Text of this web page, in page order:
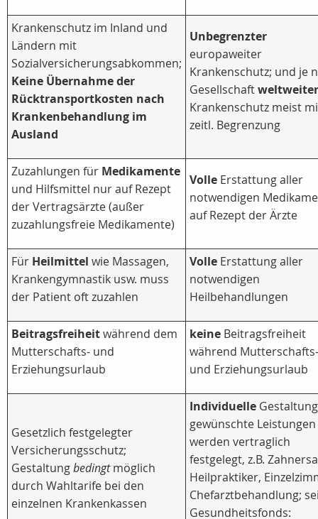
Krankenschutz im Inland und
Ländern mit
Sozialversicherungsabkommen;
Keine Übernahme der
Rücktransportkosten nach
Krankenbehandlung im
Ausland
Unbegrenzter
europaweiter
Krankenschutz; und je
Gesellschaftweltweiter
Krankenschutz meist
zeitl. Begrenzung
Zuzahlungen für Medikamente
und Hilfsmittel nur auf Rezept
der Vertragsärzte (außer
zuzahlungsfreie Medikamente)
Volle Erstattung aller
notwendigen
auf Rezept der Ärzte
Für Heilmittel wie Massagen,
Krankengymnastik usw. muss
der Patient oft zuzahlen
Volle Erstattung aller
notwendigen
Heilbehandlungen
Beitragsfreiheitwährend dem
Mutterschafts- und
Erziehungsurlaub
keine Beitragsfreiheit
während Mutterschafts-
und Erziehungsurlaub
Gesetzlich festgelegter
Versicherungsschutz;
Gestaltungbedingtmöglich
durch Wahltarife bei den
einzelnen Krankenkassen
Individuelle
gewünschte Leistungen
werden vertraglich
festgelegt, z.B.
Heilpraktiker,
Chefarztbehandlung;
Gesundheitsfonds: